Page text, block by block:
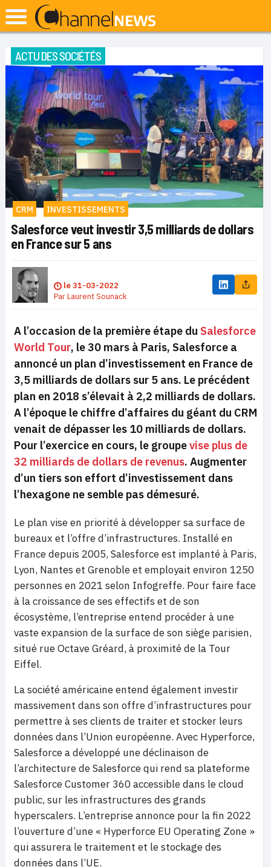
ACTU DES SOCIÉTÉS
CRM INVESTISSEMENTS
Salesforce veut investir 3,5 milliards de dollars
en France sur 5 ans
le31-03-2022
ParLaurent Sounack
A l’occasion de la première étape du Salesforce
World Tour, le 30 mars à Paris, Salesforce a
annoncé un plan d’investissement en France de
3,5 milliards de dollars sur 5 ans. Le précédent
plan en 2018 s’élevait à 2,2 milliards de dollars.
A l’époque le chiffre d’affaires du géant du CRM
venait de dépasser les 10 milliards de dollars.
Pour l’exercice en cours, le groupevise plus de
32 milliards de dollars de revenus. Augmenter
d’un tiers son effort d’investissement dans
l’hexagone ne semble pas démesuré.
Le plan vise en priorité à développer sa surface de
bureaux et l’offre d’infrastructures. Installé en
France depuis 2005, Salesforce est implanté à Paris,
Lyon, Nantes et Grenoble et employait environ 1250
personnes en 2021 selon Infogreffe. Pour faire face
à la croissance de ses effectifs et de son
écosystème, l’entreprise entend procéder à une
vaste expansion de la surface de son siège parisien,
situé rue Octave Gréard, à proximité de la Tour
Eiffel.
La société américaine entend également investir
massivement dans son offre d’infrastructures pour
permettre à ses clients de traiter et stocker leurs
données dans l’Union européenne. Avec Hyperforce,
Salesforce a développé une déclinaison de
l’architecture de Salesforce qui rend sa plateforme
Salesforce Customer 360 accessible dans le cloud
public, sur les infrastructures des grands
hyperscalers. L’entreprise annonce pour la fin 2022
l’ouverture d’une « Hyperforce EU Operating Zone »
qui assurera le traitement et le stockage des
données dans l’UE.